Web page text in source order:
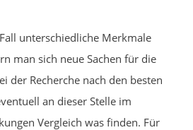
unterschiedliche Merkmale
man sich neue Sachen für die
der Recherche nach den besten
an dieser Stelle im
Vergleich was finden. Für